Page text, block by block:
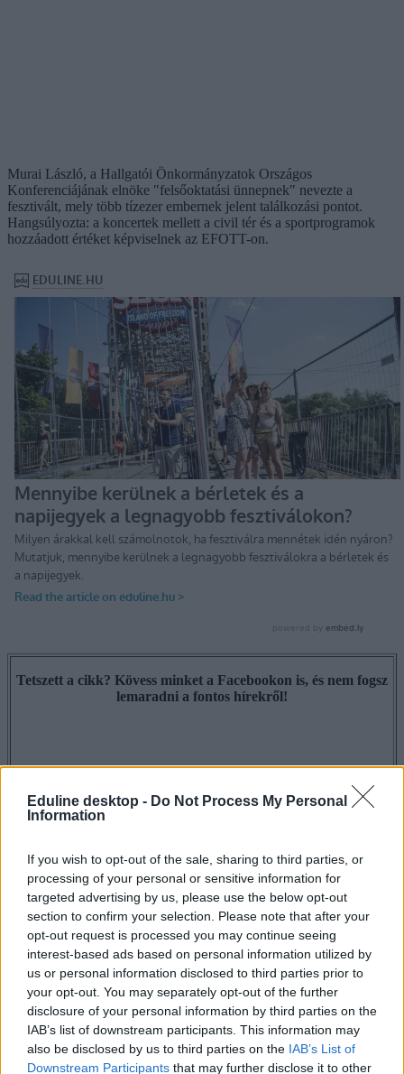
Eduline desktop - Do Not Process My Personal
Information
If you wish to opt-out of the sale, sharing to third parties, or
processing of your personal or sensitive information for
targeted advertising by us, please use the below opt-out
section to confirm your selection. Please note that after your
opt-out request is processed you may continue seeing
interest-based ads based on personal information utilized by
us or personal information disclosed to third parties prior to
your opt-out. You may separately opt-out of the further
disclosure of your personal information by third parties on the
IAB’s list of downstream participants. This information may
also be disclosed by us to third parties on the IAB’s List of
Downstream Participants that may further disclose it to other
Murai László, a Hallgatói Önkormányzatok Országos
Konferenciájának elnöke "felsőoktatási ünnepnek" nevezte a
fesztivált, mely több tízezer embernek jelent találkozási pontot.
Hangsúlyozta: a koncertek mellett a civil tér és a sportprogramok
hozzáadott értéket képviselnek az EFOTT-on.
Tetszett a cikk? Kövess minket a Facebookon is, és nem fogsz
lemaradni a fontos hírekről!